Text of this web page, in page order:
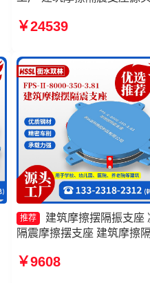
3000-400-4.11厂家 摩擦摆
￥24539
推荐
建筑摩擦摆隔振支座
隔震摩擦摆支座 建筑摩擦
座FPSII-5000-300-3.48
￥9608